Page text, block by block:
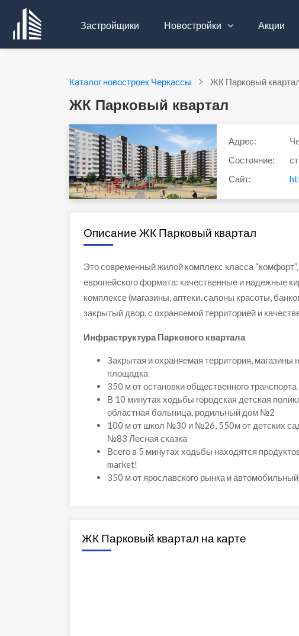
Застройщики Новостройки Акции
Каталог новостроек Черкассы ЖК Парковый
ЖК Парковый квартал
Адрес:
Состояние:
Сайт:
Описание ЖК Парковый квартал
Это современный жилой комплекс класса
европейского формата: качественные и надежные
комплексе (магазины, аптеки, салоны красоты,
закрытый двор, с охраняемой территорией и
Инфраструктура Паркового квартала
Закрытая и охраняемая территория, магазины
площадка
350 м от остановки общественного транспорта
В 10 минутах ходьбы городская детская
областная больница, родильный дом №2
100 м от школ №30 и №26, 550м от детских
№83 Лесная сказка
Всего в 5 минутах ходьбы находятся
market!
350 м от ярославского рынка и
ЖК Парковый квартал на карте